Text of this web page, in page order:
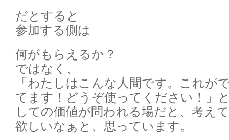
だとすると
参加する側は
何がもらえるか？
ではなく、
「わたしはこんな人間です。これが
てます！どうぞ使ってください！」
しての価値が問われる場だと、考え
欲しいなぁと、思っています。